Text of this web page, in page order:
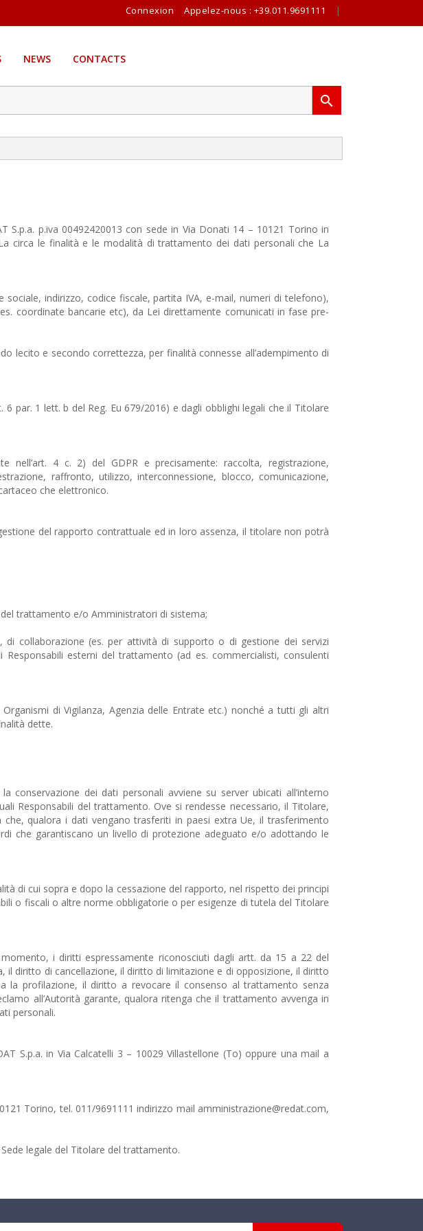
Connexion Appelez-nous : +39.011.9691111 |
NEWS CONTACTS

S.p.a. p.iva 00492420013 con sede in Via Donati 14 – 10121 Torino in
circa le finalità e le modalità di trattamento dei dati personali che La
indirizzo, codice fiscale, partita IVA, e-mail, numeri di telefono),
coordinate bancarie etc), da Lei direttamente comunicati in fase pre-
lecito e secondo correttezza, per finalità connesse all’adempimento di
par. 1 lett. b del Reg. Eu 679/2016) e dagli obblighi legali che il Titolare
4 c. 2) del GDPR e precisamente: raccolta, registrazione,
raffronto, utilizzo, interconnessione, blocco, comunicazione,
che elettronico.
del rapporto contrattuale ed in loro assenza, il titolare non potrà
trattamento e/o Amministratori di sistema;
collaborazione (es. per attività di supporto o di gestione dei servizi
esterni del trattamento (ad es. commercialisti, consulenti
di Vigilanza, Agenzia delle Entrate etc.) nonché a tutti gli altri
dette.
dei dati personali avviene su server ubicati all’interno
Responsabili del trattamento. Ove si rendesse necessario, il Titolare,
qualora i dati vengano trasferiti in paesi extra Ue, il trasferimento
che garantiscano un livello di protezione adeguato e/o adottando le
di cui sopra e dopo la cessazione del rapporto, nel rispetto dei principi
o fiscali o altre norme obbligatorie o per esigenze di tutela del Titolare
i diritti espressamente riconosciuti dagli artt. da 15 a 22 del
diritto di cancellazione, il diritto di limitazione e di opposizione, il diritto
la profilazione, il diritto a revocare il consenso al trattamento senza
all’Autorità garante, qualora ritenga che il trattamento avvenga in
personali.
S.p.a. in Via Calcatelli 3 – 10029 Villastellone (To) oppure una mail a
Torino, tel. 011/9691111 indirizzo mail amministrazione@redat.com,
legale del Titolare del trattamento.